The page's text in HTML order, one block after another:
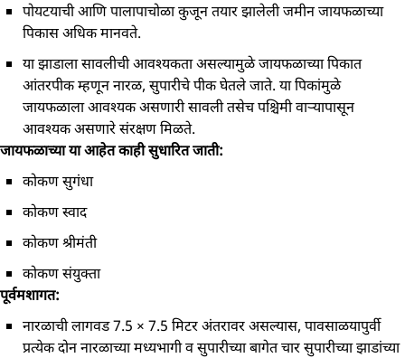
पोयटयाची आणि पालापाचोळा कुजून तयार झालेली जमीन जायफळाच्या
पिकास अधिक मानवते.
या झाडाला सावलीची आवश्‍यकता असल्‍यामुळे जायफळाच्या पिकात
आंतरपीक म्‍हणून नारळ, सुपारीचे पीक घेतले जाते. या पिकांमुळे
जायफळाला आवश्यक असणारी सावली तसेच पश्चिमी वाऱ्यापासून
आवश्‍यक असणारे संरक्षण मिळते.
जायफळाच्या या आहेत काही सुधारित जाती:
कोकण सुगंधा
कोकण स्वाद
कोकण श्रीमंती
कोकण संयुक्ता
पूर्वमशागत:
नारळाची लागवड 7.5 × 7.5 मिटर अंतरावर असल्‍यास, पावसाळयापुर्वी
प्रत्‍येक दोन नारळाच्‍या मध्‍यभागी व सुपारीच्‍या बागेत चार सुपारीच्‍या झाडांच्‍या